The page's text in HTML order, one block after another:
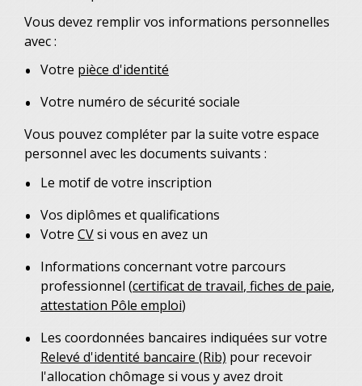
Vous devez remplir vos informations personnelles
avec :
Votre pièce d'identité
Votre numéro de sécurité sociale
Vous pouvez compléter par la suite votre espace
personnel avec les documents suivants :
Le motif de votre inscription
Vos diplômes et qualifications
Votre CVsi vous en avez un
Informations concernant votre parcours
professionnel (certificat de travail, fiches de paie,
attestation Pôle emploi)
Les coordonnées bancaires indiquées sur votre
Relevé d'identité bancaire (Rib) pour recevoir
l'allocation chômage si vous y avez droit